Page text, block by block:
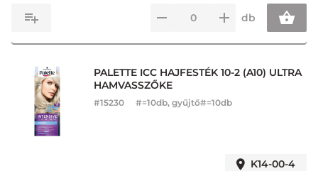
db
PALETTE ICC HAJFESTÉK 10-2 (A10) ULTRA
HAMVASSZŐKE
#15230 #=10db, gyűjtő#=10db
K14-00-4